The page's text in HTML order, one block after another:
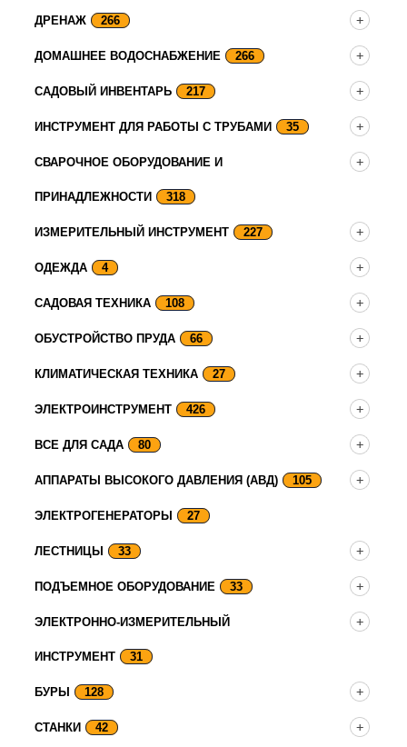
ДРЕНАЖ 266
ДОМАШНЕЕ ВОДОСНАБЖЕНИЕ 266
САДОВЫЙ ИНВЕНТАРЬ 217
ИНСТРУМЕНТ ДЛЯ РАБОТЫ С ТРУБАМИ 35
СВАРОЧНОЕ ОБОРУДОВАНИЕ И
ПРИНАДЛЕЖНОСТИ 318
ИЗМЕРИТЕЛЬНЫЙ ИНСТРУМЕНТ 227
ОДЕЖДА 4
САДОВАЯ ТЕХНИКА 108
ОБУСТРОЙСТВО ПРУДА 66
КЛИМАТИЧЕСКАЯ ТЕХНИКА 27
ЭЛЕКТРОИНСТРУМЕНТ 426
ВСЕ ДЛЯ САДА 80
АППАРАТЫ ВЫСОКОГО ДАВЛЕНИЯ (АВД) 105
ЭЛЕКТРОГЕНЕРАТОРЫ 27
ЛЕСТНИЦЫ 33
ПОДЪЕМНОЕ ОБОРУДОВАНИЕ 33
ЭЛЕКТРОННО-ИЗМЕРИТЕЛЬНЫЙ
ИНСТРУМЕНТ 31
БУРЫ 128
СТАНКИ 42